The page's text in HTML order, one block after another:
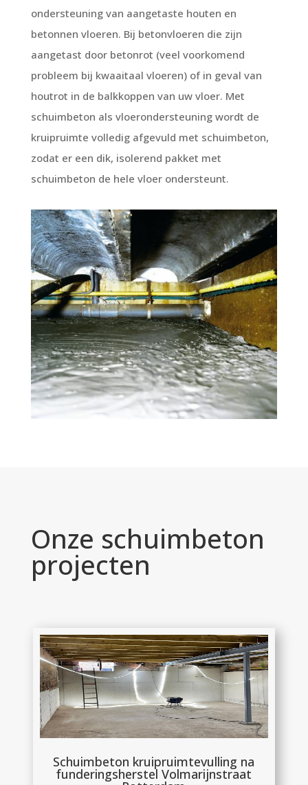
ondersteuning van aangetaste houten en
betonnen vloeren. Bij betonvloeren die zijn
aangetast door betonrot (veel voorkomend
probleem bij kwaaitaal vloeren) of in geval van
houtrot in de balkkoppen van uw vloer. Met
schuimbeton als vloerondersteuning wordt de
kruipruimte volledig afgevuld met schuimbeton,
zodat er een dik, isolerend pakket met
schuimbeton de hele vloer ondersteunt.
Onze schuimbeton
projecten
Schuimbeton kruipruimtevulling na
funderingsherstel Volmarijnstraat